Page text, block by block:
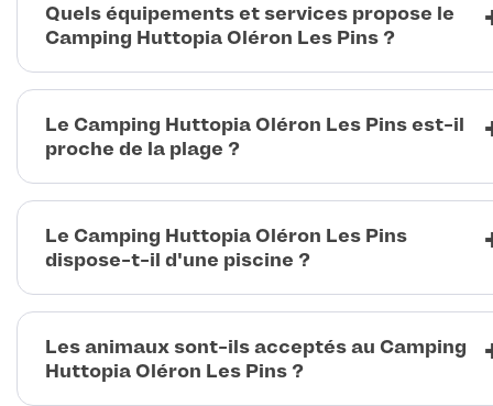
Quels équipements et services propose le
Camping Huttopia Oléron Les Pins ?
Le Camping Huttopia Oléron Les Pins est-il
proche de la plage ?
Le Camping Huttopia Oléron Les Pins
dispose-t-il d'une piscine ?
Les animaux sont-ils acceptés au Camping
Huttopia Oléron Les Pins ?